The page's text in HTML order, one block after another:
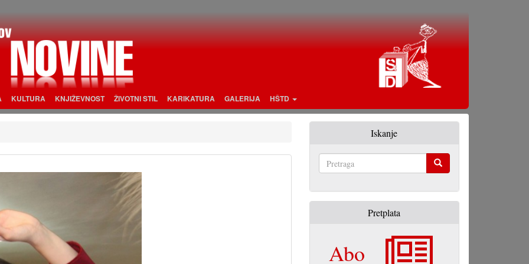
KULTURA KNJIŽEVNOST ŽIVOTNI STIL KARIKATURA GALERIJA HŠTD
Iskanje
Pretplata
Abo